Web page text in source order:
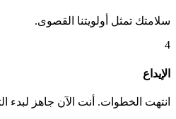
سلامتك تمثل أولويتنا القصوى.
4
الإيداع
انتهت الخطوات. أنت الآن جاهز لبدء